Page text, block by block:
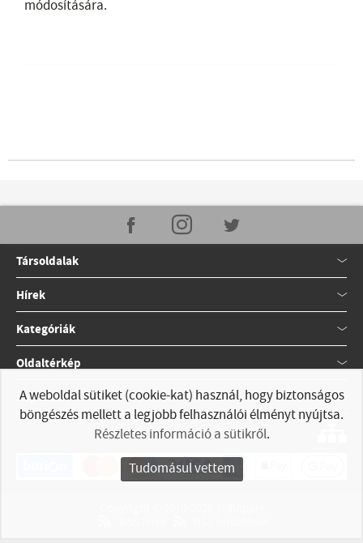
módosítására.
Társoldalak
Hírek
Kategóriák
Oldaltérkép
Kapcsolat
A weboldal sütiket (cookie-kat) használ, hogy biztonságos
böngészés mellett a legjobb felhasználói élményt nyújtsa.
Részletes információ a sütikről.
Tudomásul vettem